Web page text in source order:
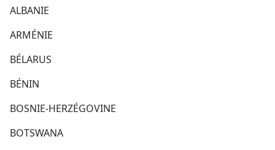
ALBANIE
ARMÉNIE
BÉLARUS
BÉNIN
BOSNIE-HERZÉGOVINE
BOTSWANA